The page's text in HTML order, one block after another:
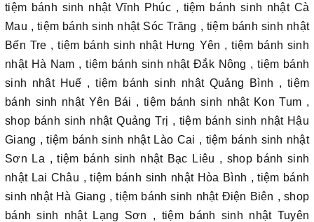
tiệm bánh sinh nhật Vĩnh Phúc , tiệm bánh sinh nhật Cà
Mau , tiệm bánh sinh nhật Sóc Trăng , tiệm bánh sinh nhật
Bến Tre , tiệm bánh sinh nhật Hưng Yên , tiệm bánh sinh
nhật Hà Nam , tiệm bánh sinh nhật Đắk Nông , tiệm bánh
sinh nhật Huế , tiệm bánh sinh nhật Quảng Bình , tiệm
bánh sinh nhật Yên Bái , tiệm bánh sinh nhật Kon Tum ,
shop bánh sinh nhật Quảng Trị , tiệm bánh sinh nhật Hậu
Giang , tiệm bánh sinh nhật Lào Cai , tiệm bánh sinh nhật
Sơn La , tiệm bánh sinh nhật Bạc Liêu , shop bánh sinh
nhật Lai Châu , tiệm bánh sinh nhật Hòa Bình , tiệm bánh
sinh nhật Hà Giang , tiệm bánh sinh nhật Điện Biên , shop
bánh sinh nhật Lạng Sơn , tiệm bánh sinh nhật Tuyên